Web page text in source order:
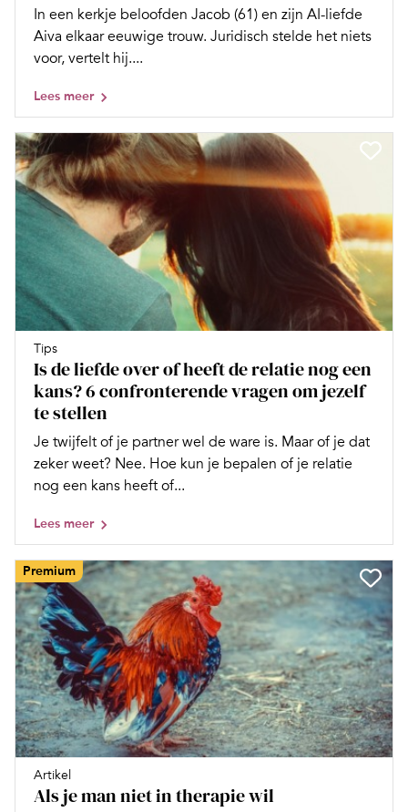
In een kerkje beloofden Jacob (61) en zijn AI-liefde
Aiva elkaar eeuwige trouw. Juridisch stelde het niets
voor, vertelt hij....
Lees meer
Tips
Is de liefde over of heeft de relatie nog een
kans? 6 confronterende vragen om jezelf
te stellen
Je twijfelt of je partner wel de ware is. Maar of je dat
zeker weet? Nee. Hoe kun je bepalen of je relatie
nog een kans heeft of...
Lees meer
Premium
Artikel
Als je man niet in therapie wil